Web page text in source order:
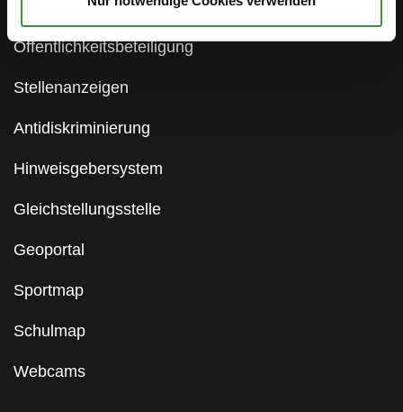
Öffentlichkeitsbeteiligung
Stellenanzeigen
Antidiskriminierung
Hinweisgebersystem
Gleichstellungsstelle
Geoportal
Sportmap
Schulmap
Webcams